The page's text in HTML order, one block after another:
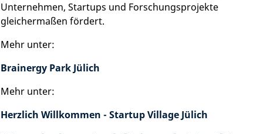
Unternehmen, Startups und Forschungsprojekte
gleichermaßen fördert.
Mehr unter:
Brainergy Park Jülich
Mehr unter:
Herzlich Willkommen - Startup Village Jülich